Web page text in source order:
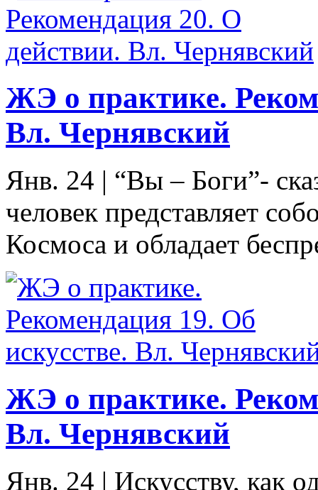
ЖЭ о практике.
Вл. Чернявский
Янв. 24 | “Вы – Боги”-
человек представляет
Космоса и обладает
ЖЭ о практике.
Вл. Чернявский
Янв. 24 | Искусству, как